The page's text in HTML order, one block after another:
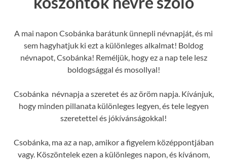
A mai napon Csobánka barátunk ünnepli névnapját, és mi
sem hagyhatjuk ki ezt a különleges alkalmat! Boldog
névnapot, Csobánka! Reméljük, hogy ez a nap tele lesz
boldogsággal és mosollyal!
Csobánka névnapja a szeretet és az öröm napja. Kívánjuk,
hogy minden pillanata különleges legyen, és tele legyen
szeretettel és jókívánságokkal!
Csobánka, ma az a nap, amikor a figyelem középpontjában
vagy. Köszöntelek ezen a különleges napon, és kívánom,